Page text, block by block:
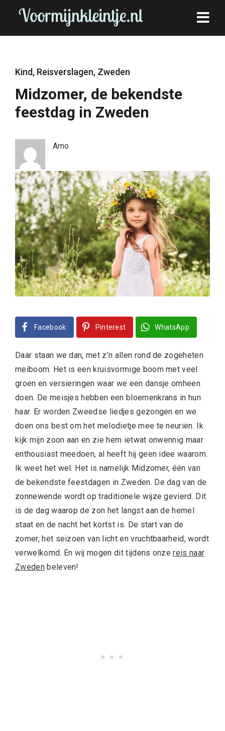
Kind, Reisverslagen, Zweden
Midzomer, de bekendste
feestdag in Zweden
Arno
Facebook Pinterest WhatsApp
Daar staan we dan, met z’n allen rond de zogeheten
meiboom. Het is een kruisvormige boom met veel
groen en versieringen waar we een dansje omheen
doen. De meisjes hebben een bloemenkrans in hun
haar. Er worden Zweedse liedjes gezongen en we
doen ons best om het melodietje mee te neuriën. Ik
kijk mijn zoon aan en zie hem ietwat onwennig maar
enthousiast meedoen, al heeft hij geen idee waarom.
Ik weet het wel. Het is namelijk Midzomer, één van
de bekendste feestdagen in Zweden. De dag van de
zonnewende wordt op traditionele wijze gevierd. Dit
is de dag waarop de zon het langst aan de hemel
staat en de nacht het kortst is. De start van de
zomer, het seizoen van licht en vruchtbaarheid, wordt
verwelkomd. En wij mogen dit tijdens onzereis naar
Zwedenbeleven!